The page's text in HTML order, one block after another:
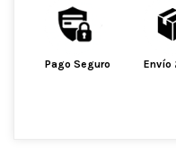
Pago Seguro